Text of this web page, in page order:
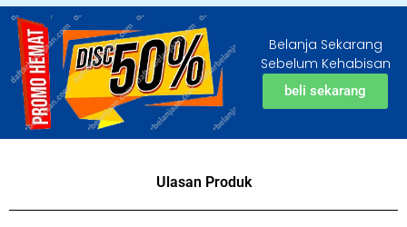
Belanja Sekarang
Sebelum Kehabisan
beli sekarang
Ulasan Produk